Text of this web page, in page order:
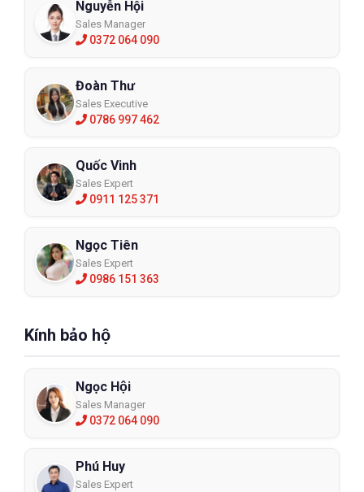
Nguyễn Hội
Sales Manager
0372 064 090
Đoàn Thư
Sales Executive
0786 997 462
Quốc Vinh
Sales Expert
0911 125 371
Ngọc Tiên
Sales Expert
0986 151 363
Kính bảo hộ
Ngọc Hội
Sales Manager
0372 064 090
Phú Huy
Sales Expert